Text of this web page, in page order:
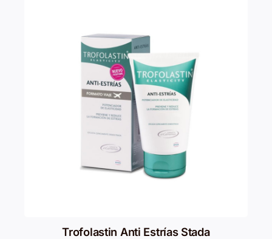
Trofolastin Anti Estrías Stada